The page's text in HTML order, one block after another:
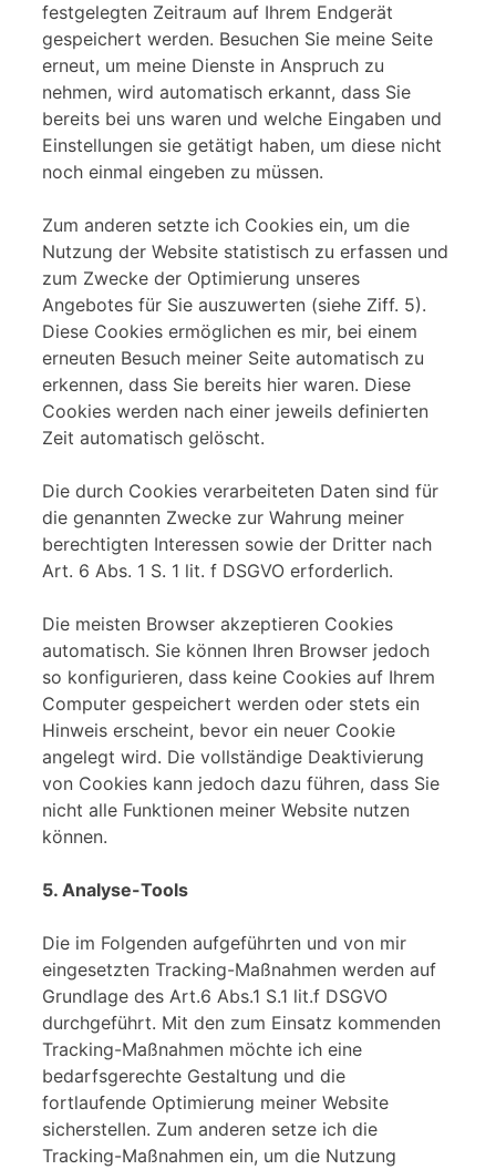
festgelegten Zeitraum auf Ihrem Endgerät
gespeichert werden. Besuchen Sie meine Seite
erneut, um meine Dienste in Anspruch zu
nehmen, wird automatisch erkannt, dass Sie
bereits bei uns waren und welche Eingaben und
Einstellungen sie getätigt haben, um diese nicht
noch einmal eingeben zu müssen.
Zum anderen setzte ich Cookies ein, um die
Nutzung der Website statistisch zu erfassen und
zum Zwecke der Optimierung unseres
Angebotes für Sie auszuwerten (siehe Ziff. 5).
Diese Cookies ermöglichen es mir, bei einem
erneuten Besuch meiner Seite automatisch zu
erkennen, dass Sie bereits hier waren. Diese
Cookies werden nach einer jeweils definierten
Zeit automatisch gelöscht.
Die durch Cookies verarbeiteten Daten sind für
die genannten Zwecke zur Wahrung meiner
berechtigten Interessen sowie der Dritter nach
Art. 6 Abs. 1 S. 1 lit. f DSGVO erforderlich.
Die meisten Browser akzeptieren Cookies
automatisch. Sie können Ihren Browser jedoch
so konfigurieren, dass keine Cookies auf Ihrem
Computer gespeichert werden oder stets ein
Hinweis erscheint, bevor ein neuer Cookie
angelegt wird. Die vollständige Deaktivierung
von Cookies kann jedoch dazu führen, dass Sie
nicht alle Funktionen meiner Website nutzen
können.
5. Analyse-Tools
Die im Folgenden aufgeführten und von mir
eingesetzten Tracking-Maßnahmen werden auf
Grundlage des Art.6 Abs.1 S.1 lit.f DSGVO
durchgeführt. Mit den zum Einsatz kommenden
Tracking-Maßnahmen möchte ich eine
bedarfsgerechte Gestaltung und die
fortlaufende Optimierung meiner Website
sicherstellen. Zum anderen setze ich die
Tracking-Maßnahmen ein, um die Nutzung